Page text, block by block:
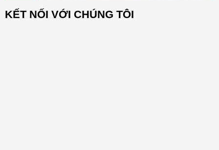
KẾT NỐI VỚI CHÚNG TÔI